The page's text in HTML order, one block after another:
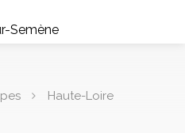
Semène
Haute-Loire